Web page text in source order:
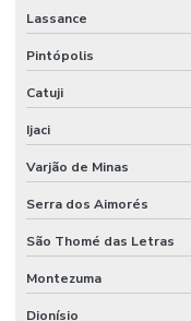
Lassance
Pintópolis
Catuji
Ijaci
Varjão de Minas
Serra dos Aimorés
São Thomé das Letras
Montezuma
Dionísio